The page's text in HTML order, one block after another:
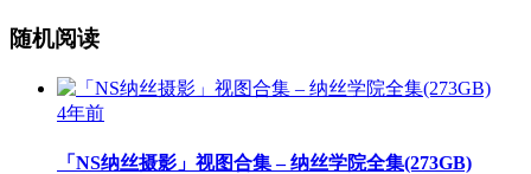
随机阅读
4年前
「NS纳丝摄影」视图合集 – 纳丝学院全集(273GB)